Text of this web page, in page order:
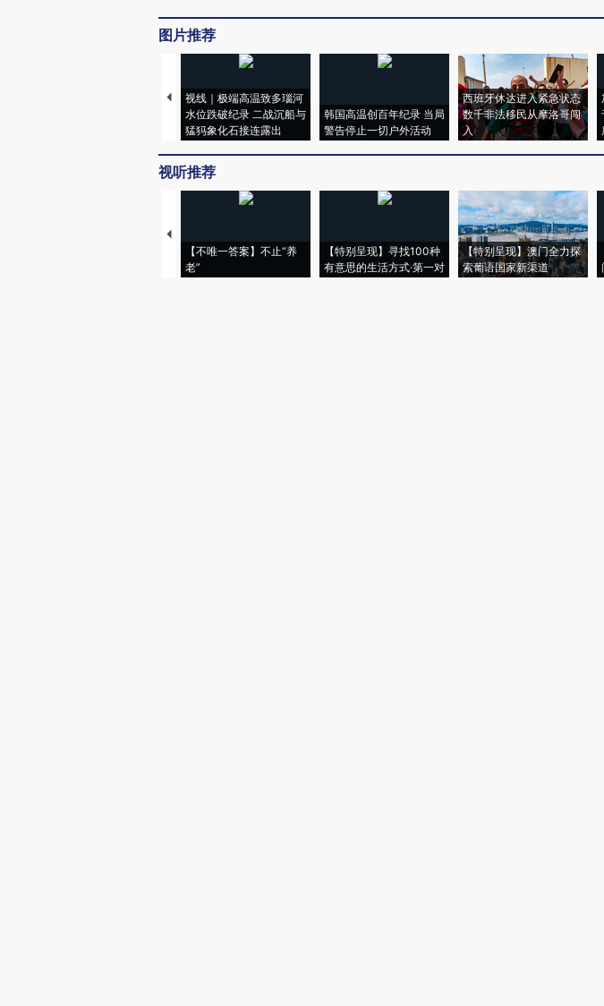
图片推荐
视线｜极端高温致多瑙河
水位跌破纪录 二战沉船与
猛犸象化石接连露出
韩国高温创百年纪录 当局
警告停止一切户外活动
西班牙休达进入紧急状态
数千非法移民从摩洛哥闯
入
视听推荐
【不唯一答案】不止“养
老”
【特别呈现】寻找100种
有意思的生活方式·第一对
【特别呈现】澳门全力探
索葡语国家新渠道